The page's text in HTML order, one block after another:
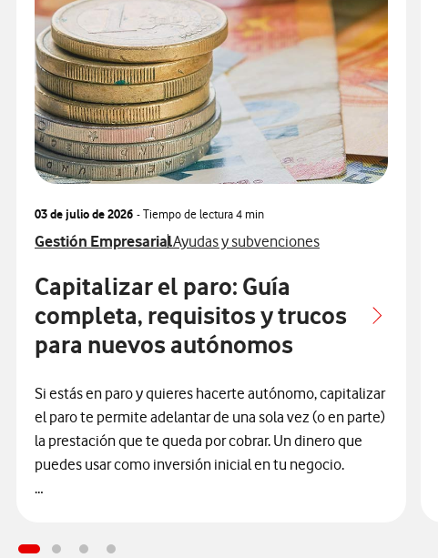
03 de julio de 2026 - Tiempo de lectura4 min
Ver más articulos relacionados con
Gestión EmpresarialVer más artículos con
Ayudas y subvenciones
Capitalizar el paro: Guía
completa, requisitos y trucos
para nuevos autónomos
Si estás en paro y quieres hacerte autónomo, capitalizar
el paro te permite adelantar de una sola vez (o en parte)
la prestación que te queda por cobrar. Un dinero que
puedes usar como inversión inicial en tu negocio.